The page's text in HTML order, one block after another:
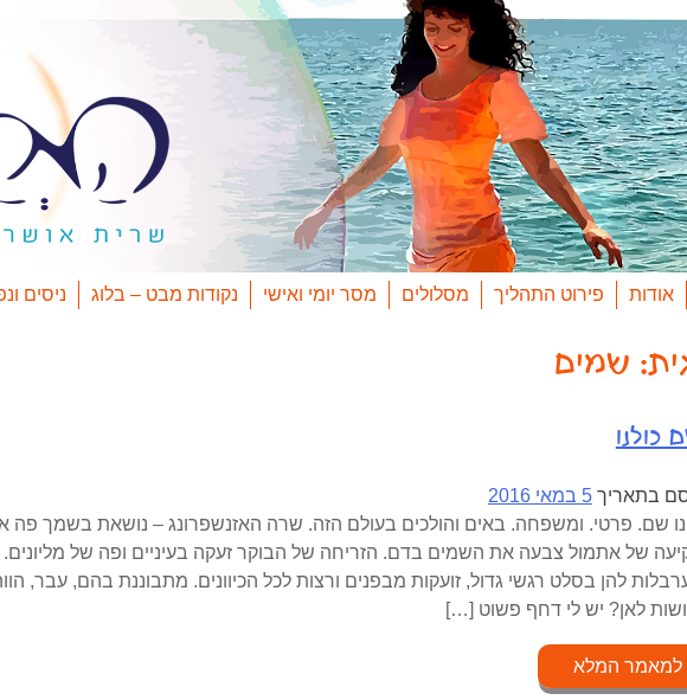
אודות פירוט התהליך מסלולים מסר יומי ואישי נקודות מבט – בלוג ניסים
שמים
כולנו
בתאריך5 במאי 2016
שם. פרטי. ומשפחה. באים והולכים בעולם הזה. שרה האזנשפרונג – נושאת בשמך פה
של אתמול צבעה את השמים בדם. הזריחה של הבוקר זעקה בעיניים ופה של מליונים.
להן בסלט רגשי גדול, זועקות מבפנים ורצות לכל הכיוונים. מתבוננת בהם, עבר,
לאן? יש לי דחף פשוט […]
למאמר המלא